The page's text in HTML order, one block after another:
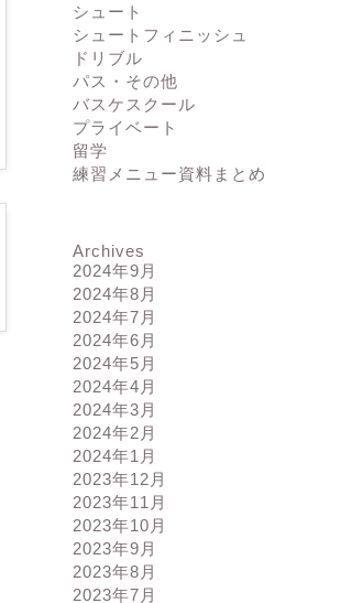
シュート
シュートフィニッシュ
ドリブル
パス・その他
バスケスクール
プライベート
留学
練習メニュー資料まとめ
Archives
2024年9月
2024年8月
2024年7月
2024年6月
2024年5月
2024年4月
2024年3月
2024年2月
2024年1月
2023年12月
2023年11月
2023年10月
2023年9月
2023年8月
2023年7月